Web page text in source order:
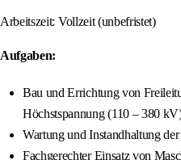
Arbeitszeit: Vollzeit (unbefristet)
Aufgaben:
Bau und Errichtung von
Höchstspannung (110 – 380
Wartung und Instandhaltung
Fachgerechter Einsatz von